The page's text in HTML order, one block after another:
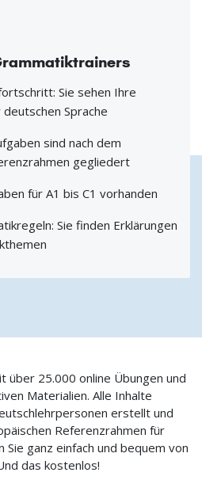
Sie sehen Ihre
Sprache
sind nach dem
gegliedert
für A1 bis C1 vorhanden
Sie finden Erklärungen
über 25.000 online Übungen und
Materialien. Alle Inhalte
erstellt und
Referenzrahmen für
Sie ganz einfach und bequem von
das kostenlos!